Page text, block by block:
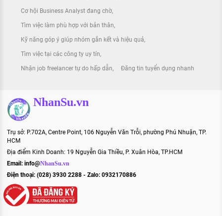
Cơ hội Business Analyst đang chờ
Tìm việc làm phù hợp với bản thân
Kỹ năng góp ý giúp nhóm gắn kết và hiệu quả
Tìm việc tại các công ty uy tín
Nhận job freelancer tự do hấp dẫn Đăng tin tuyển dụng nhanh
NhanSu.vn
Trụ sở: P.702A, Centre Point, 106 Nguyễn Văn Trỗi, phường Phú Nhuận, TP.
HCM
Địa điểm Kinh Doanh: 19 Nguyễn Gia Thiều, P. Xuân Hòa, TP.HCM
Email: info@NhanSu.vn
Điện thoại: (028) 3930 2288 - Zalo: 0932170886